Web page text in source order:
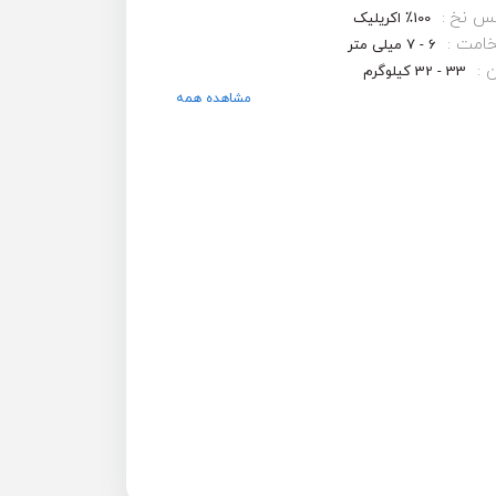
نخ : 100٪ اکریلیک
: 6 - 7 میلی متر
: 33 - 32 کیلوگرم
مشاهده همه